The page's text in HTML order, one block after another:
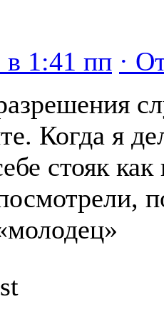
в 1:41 пп ·
Когда я
стояк